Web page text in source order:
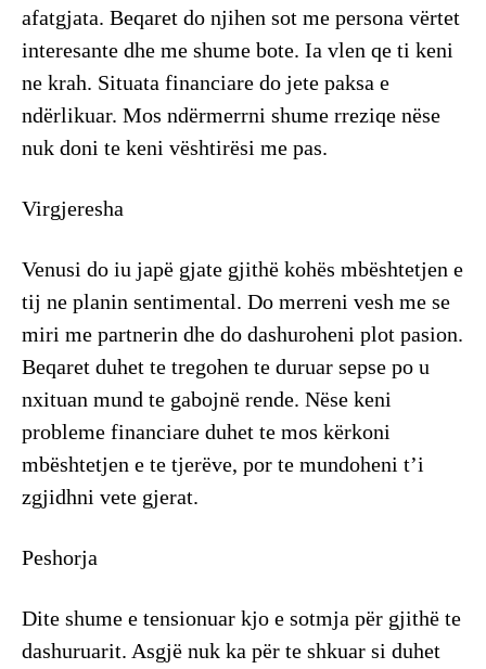
afatgjata. Beqaret do njihen sot me persona vërtet
interesante dhe me shume bote. Ia vlen qe ti keni
ne krah. Situata financiare do jete paksa e
ndërlikuar. Mos ndërmerrni shume rreziqe nëse
nuk doni te keni vështirësi me pas.
Virgjeresha
Venusi do iu japë gjate gjithë kohës mbështetjen e
tij ne planin sentimental. Do merreni vesh me se
miri me partnerin dhe do dashuroheni plot pasion.
Beqaret duhet te tregohen te duruar sepse po u
nxituan mund te gabojnë rende. Nëse keni
probleme financiare duhet te mos kërkoni
mbështetjen e te tjerëve, por te mundoheni t’i
zgjidhni vete gjerat.
Peshorja
Dite shume e tensionuar kjo e sotmja për gjithë te
dashuruarit. Asgjë nuk ka për te shkuar si duhet